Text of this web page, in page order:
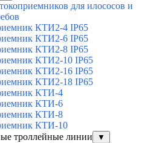
для илососов и
КТИ2-4 IP65
КТИ2-6 IP65
КТИ2-8 IP65
КТИ2-10 IP65
КТИ2-16 IP65
КТИ2-18 IP65
КТИ-4
КТИ-6
КТИ-8
КТИ-10
троллейные линии
▼